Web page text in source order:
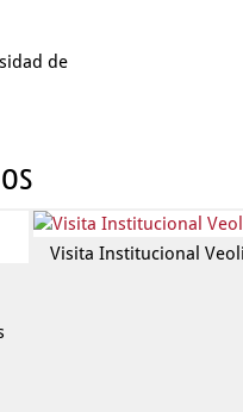
de
Visita Institucional